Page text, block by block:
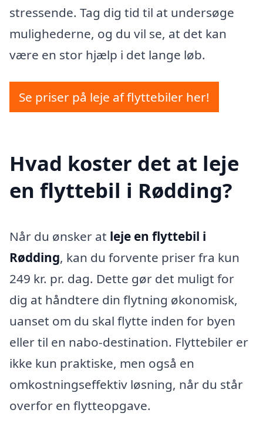
stressende. Tag dig tid til at undersøge
mulighederne, og du vil se, at det kan
være en stor hjælp i det lange løb.
Se priser på leje af flyttebiler her!
Hvad koster det at leje
en flyttebil i Rødding?
Når du ønsker at leje en flyttebil i
Rødding, kan du forvente priser fra kun
249 kr. pr. dag. Dette gør det muligt for
dig at håndtere din flytning økonomisk,
uanset om du skal flytte inden for byen
eller til en nabo-destination. Flyttebiler er
ikke kun praktiske, men også en
omkostningseffektiv løsning, når du står
overfor en flytteopgave.